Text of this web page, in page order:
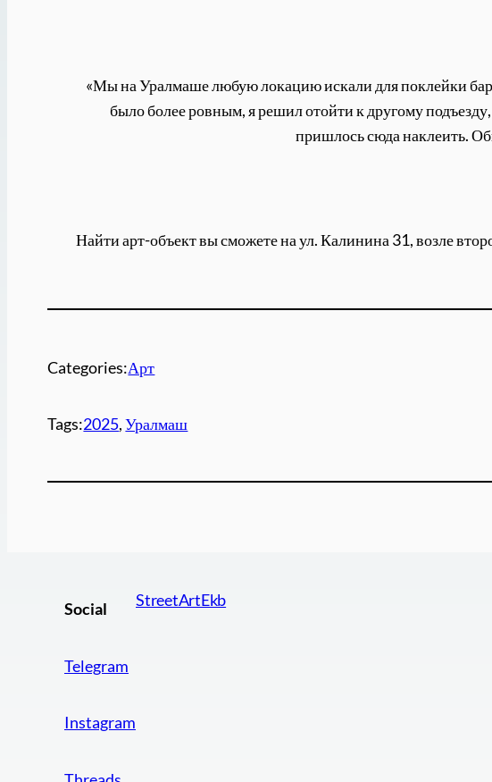
«Мы на Уралмаше любую локацию искали для поклейки
было более ровным, я решил отойти к другому
пришлось сюда наклеить.
Найти арт-объект вы сможете на ул. Калинина 31, возле
Categories:Арт
Tags:2025, Уралмаш
Social
Telegram
Instagram
StreetArtEkb